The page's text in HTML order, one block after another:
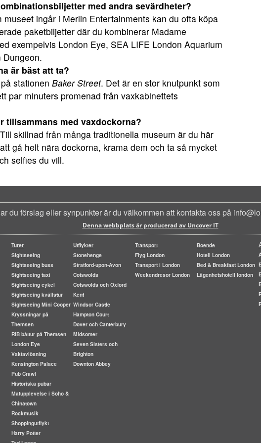
med andra sevärdheter?
museet ingår i Merlin Entertainments kan du ofta köpa
paketbiljetter där du kombinerar Madame
exempelvis London Eye, SEA LIFE London Aquarium
Dungeon.
är bäst att ta?
stationen Baker Street. Det är en stor knutpunkt som
par minuters promenad från vaxkabinettets
tillsammans med vaxdockorna?
skillnad från många traditionella museum är du här
gå helt nära dockorna, krama dem och ta så mycket
selfies du vill.
du förslag eller synpunkter är du välkommen att kontakta oss på
Denna webbplats är producerad av Uncover IT
Turer
Sightseeing
Sightseeing buss
Sightseeing taxi
Sightseeing cykel
Sightseeing kvällstur
Sightseeing Mini Cooper
Kryssningar på
Themsen
RIB båttur på Themsen
London Eye
Vaktavlösning
Kensington Palace
Pub Crawl
Historiska pubar
Matupplevelse i Soho &
Chinatown
Rockmusik
Shoppingutflykt
Harry Potter
Utflykter
Stonehenge
Stratford-upon-Avon
Cotswolds
Cotswolds och Oxford
Kent
Windsor Castle
Hampton Court
Dover och Canterbury
Midsomer
Seven Sisters och
Brighton
Downton Abbey
Transport
Flyg London
Transport i London
Weekendresor London
Boende
Hotell London
Bed & Breakfast London
Lägenhetshotell london